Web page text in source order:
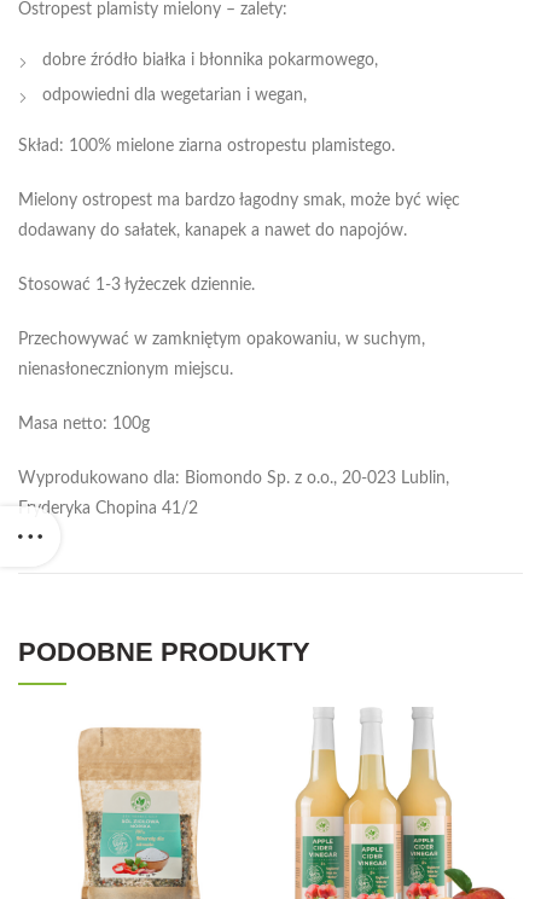
Ostropest plamisty mielony – zalety:
dobre źródło białka i błonnika pokarmowego,
odpowiedni dla wegetarian i wegan,
Skład: 100% mielone ziarna ostropestu plamistego.
Mielony ostropest ma bardzo łagodny smak, może być więc
dodawany do sałatek, kanapek a nawet do napojów.
Stosować 1-3 łyżeczek dziennie.
Przechowywać w zamkniętym opakowaniu, w suchym,
nienasłonecznionym miejscu.
Masa netto: 100g
Wyprodukowano dla: Biomondo Sp. z o.o., 20-023 Lublin,
Fryderyka Chopina 41/2
PODOBNE PRODUKTY